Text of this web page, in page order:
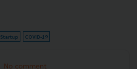
Startup COVID-19
No comment